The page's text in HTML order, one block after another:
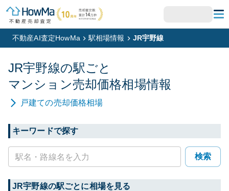
不動産AI査定HowMa 駅相場情報 JR宇野線
JR宇野線の駅ごと
マンション売却価格相場情報
戸建ての売却価格相場
キーワードで探す
検索
JR宇野線の駅ごとに相場を見る